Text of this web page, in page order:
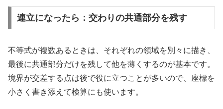
連立になったら：交わりの共通部分を残す
不等式が複数あるときは、それぞれの領域を別々に描き、
最後に共通部分だけを残して他を薄くするのが基本です。
境界が交差する点は後で役に立つことが多いので、座標を
小さく書き添えて検算にも使います。